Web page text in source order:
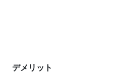
デメリット